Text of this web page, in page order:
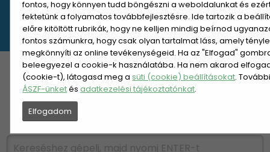
fontos, hogy könnyen tudd böngészni a weboldalunkat és
fektetünk a folyamatos továbbfejlesztésre. Ide tartozik a
előre kitöltött rubrikák, hogy ne kelljen mindig beírnod
fontos számunkra, hogy csak olyan tartalmat láss, amely
megkönnyíti az online tevékenységeid. Ha az "Elfogad"
beleegyezel a cookie-k használatába. Ha nem akarod
(cookie-t), látogasd meg asüti (cookie) beállításokat.
ÁSZF-ünketésadatkezelési tájékoztatónkat.
Elfogadom
REGISZTRÁCIÓ BELÉPÉS
KATEGÓRIÁK HETI AJÁNLAT
ÚJDONSÁGOK NÉPSZERŰ